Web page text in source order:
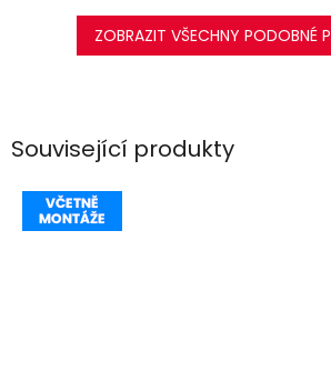
Související produkty
ZOBRAZIT VŠECHNY PODOBNÉ